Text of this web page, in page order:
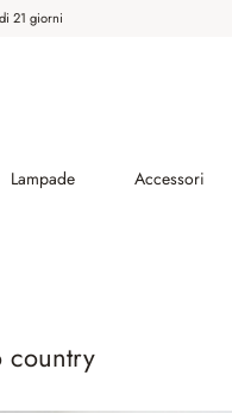
21 giorni
Lampade Accessori
country